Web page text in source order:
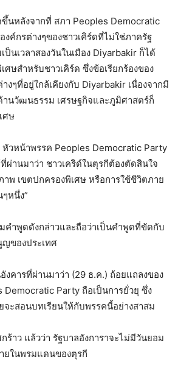
นหลังจากที่ สภา Peoples Democratic
ค์กรต่างๆของชาวเคิร์ดที่ไม่ใช่ภาครัฐ
นเวลาสองวันในเมือง Diyarbakir ก็ได้
ศษสำหรับชาวเคิร์ด ซึ่งข้อเรียกร้องของ
งๆที่อยู่ใกล้เคียงกับ Diyarbakir เนื่องจากมี
นวัฒนธรรม เศรษฐกิจและภูมิศาสตร์ก็
ศษ
วหน้าพรรค Peoples Democratic Party
ผ่านมาว่า ชาวเคริด์ในตุรกีต้องตัดสินใจ
าพ เขตปกครองพิเศษ หรือการใช้ชีวิตภาย
หนึ่ง”
ำพูดดังกล่าวและถือว่าเป็นคำพูดที่ขัดกับ
ของประเทศ
งคารที่ผ่านมาว่า (29 ธ.ค.) ถ้อยแถลงของ
Party ถือเป็นการยั่วยุ ซึ่ง
ะสอนบทเรียนให้กับพรรคนี้อย่างสาสม
ร้าว แล้วว่า รัฐบาลอังการาจะไม่มีวันยอม
ยในพรมแดนของตุรกี